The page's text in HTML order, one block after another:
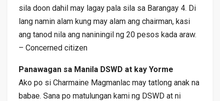
sila doon dahil may lagay pala sila sa Barangay 4. Di
lang namin alam kung may alam ang chairman, kasi
ang tanod nila ang naniningil ng 20 pesos kada araw.
– Concerned citizen
Panawagan sa Manila DSWD at kay Yorme
Ako po si Charmaine Magmanlac may tatlong anak na
babae. Sana po matulungan kami ng DSWD at ni